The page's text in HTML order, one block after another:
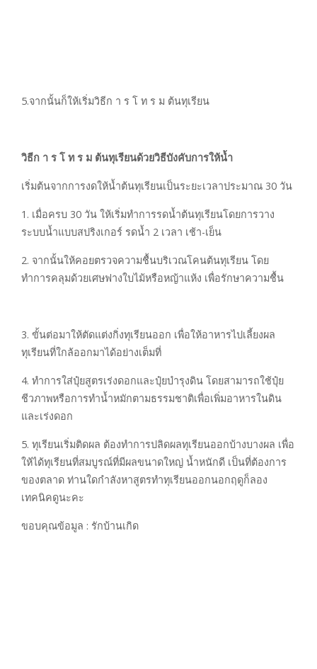
5.จากนั้นก็ให้เริ่มวิธีก า ร โ ท ร ม ต้นทุเรียน
วิธีก า ร โ ท ร ม ต้นทุเรียนด้วยวิธีบังคับการให้น้ำ
เริ่มต้นจากการงดให้น้ำต้นทุเรียนเป็นระยะเวลาประมาณ 30 วัน
1. เมื่อครบ 30 วัน ให้เริ่มทำการรดน้ำต้นทุเรียนโดยการวาง
ระบบน้ำแบบสปริงเกอร์ รดน้ำ 2 เวลา เช้า-เย็น
2. จากนั้นให้คอยตรวจความชื้นบริเวณโคนต้นทุเรียน โดย
ทำการคลุมด้วยเศษฟางใบไม้หรือหญ้าแห้ง เพื่อรักษาความชื้น
3. ขั้นต่อมาให้ตัดแต่งกิ่งทุเรียนออก เพื่อให้อาหารไปเลี้ยงผล
ทุเรียนที่ใกล้ออกมาได้อย่างเต็มที่
4. ทำการใส่ปุ๋ยสูตรเร่งดอกและปุ๋ยบำรุงดิน โดยสามารถใช้ปุ๋ย
ชีวภาพหรือการทำน้ำหมักตามธรรมชาติเพื่อเพิ่มอาหารในดิน
และเร่งดอก
5. ทุเรียนเริ่มติดผล ต้องทำการปลิดผลทุเรียนออกบ้างบางผล เพื่อ
ให้ได้ทุเรียนที่สมบูรณ์ที่มีผลขนาดใหญ่ น้ำหนักดี เป็นที่ต้องการ
ของตลาด ท่านใดกำลังหาสูตรทำทุเรียนออกนอกฤดูก็ลอง
เทคนิคดูนะคะ
ขอบคุณข้อมูล : รักบ้านเกิด